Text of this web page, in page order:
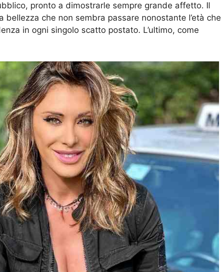
pronto a dimostrarle sempre grande affetto. Il
che non sembra passare nonostante l’età che
in ogni singolo scatto postato. L’ultimo, come